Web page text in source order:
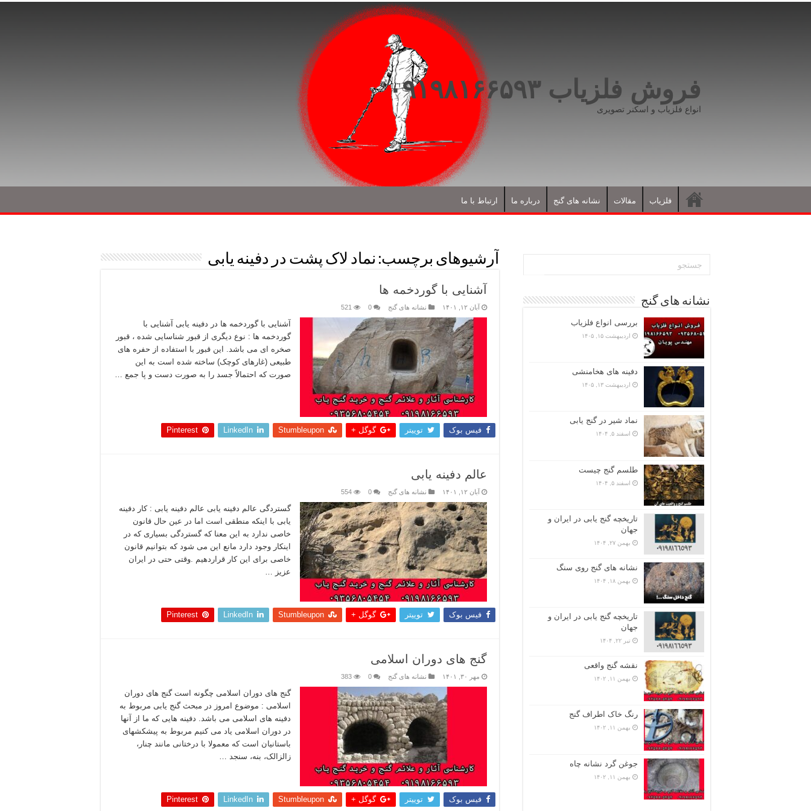
فروش فلزیاب ۰۹۱۹۸۱۶۶۵۹۳
انواع فلزیاب و اسکنر تصویری
فلزیاب مقالات نشانه های گنج درباره ما ارتباط با ما
آرشیوهای برچسب: نماد لاک پشت در دفینه یابی
آشنایی با گوردخمه ها
آبان ۱۲, ۱۴۰۱ نشانه های گنج 0
521
آشنایی با گوردخمه ها در دفینه یابی آشنایی با
گوردخمه ها : نوع دیگری از قبور شناسایی شده ، قبور
صخره ای می باشد. این قبور با استفاده از حفره های
طبیعی (غارهای کوچک) ساخته شده است به این
صورت که احتمالاً جسد را به صورت دست و پا جمع …
فیس بوک توییتر گوگل + Stumbleupon
LinkedIn
Pinterest
عالم دفینه یابی
آبان ۱۲, ۱۴۰۱ نشانه های گنج 0
554
گستردگی عالم دفینه یابی عالم دفینه یابی : کار دفینه
یابی با اینکه منطقی است اما در عین حال قانون
خاصی ندارد به این معنا که گستردگی بسیاری که در
اینکار وجود دارد مانع این می شود که بتوانیم قانون
خاصی برای این کار قراردهیم .وقتی حتی در ایران
عزیز …
فیس بوک توییتر گوگل + Stumbleupon
LinkedIn
Pinterest
گنج های دوران اسلامی
مهر ۳۰, ۱۴۰۱ نشانه های گنج 0
383
گنج های دوران اسلامی چگونه است گنج های دوران
اسلامی : موضوع امروز در مبحث گنج یابی مربوط به
دفینه های اسلامی می باشد. دفینه هایی که ما از آنها
در دوران اسلامی یاد می کنیم مربوط به پیشکشهای
باستانیان است که معمولا با درختانی مانند چنار،
زالزالک، بنه، سنجد …
فیس بوک توییتر گوگل + Stumbleupon
LinkedIn
Pinterest
نشانه های گنج
بررسی انواع فلزیاب
اردیبهشت ۱۵, ۱۴۰۵
دفینه های هخامنشی
اردیبهشت ۱۳, ۱۴۰۵
نماد شیر در گنج یابی
اسفند ۵, ۱۴۰۴
طلسم گنج چیست
اسفند ۵, ۱۴۰۴
تاریخچه گنج‌ یابی در ایران و
جهان
بهمن ۲۷, ۱۴۰۴
نشانه های گنج روی سنگ
بهمن ۱۸, ۱۴۰۴
تاریخچه گنج‌ یابی در ایران و
جهان
تیر ۲۲, ۱۴۰۴
نقشه گنج واقعی
بهمن ۱۱, ۱۴۰۲
رنگ خاک اطراف گنج
بهمن ۱۱, ۱۴۰۲
جوغن گرد نشانه چاه
بهمن ۱۱, ۱۴۰۲